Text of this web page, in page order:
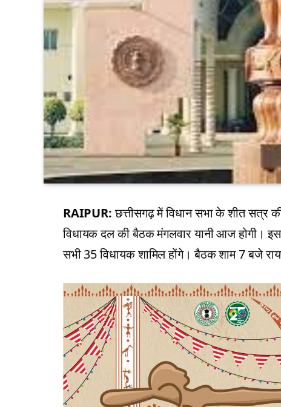
RAIPUR:छत्तीसगढ़ में विधान सभा के शीत सत्र
विधायक दल की बैठक मंगलवार यानी आज होगी।
सभी 35 विधायक शामिल होंगे। बैठक शाम 7 बजे